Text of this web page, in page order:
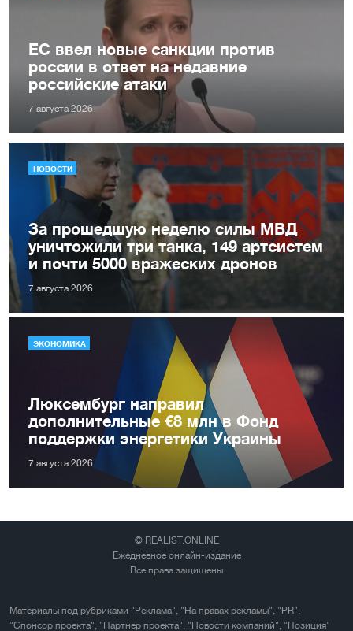
ЕС ввел новые санкции против
россии в ответ на недавние
российские атаки
7 августа 2026
НОВОСТИ
За прошедшую неделю силы МВД
уничтожили три танка, 149 артсистем
и почти 5000 вражеских дронов
7 августа 2026
ЭКОНОМИКА
Люксембург направил
дополнительные €8 млн в Фонд
поддержки энергетики Украины
7 августа 2026
© REALIST.ONLINE
Ежедневное онлайн-издание
Все права защищены
Материалы под рубриками "Реклама", "На правах рекламы", "PR",
"Спонсор проекта", "Партнер проекта", "Новости компаний", "Позиция"